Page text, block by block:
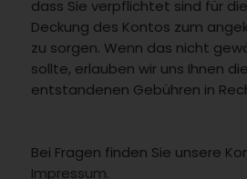
dass Sie verpflichtet sind für
Deckung des Kontos zum
zu sorgen. Wenn das nicht
sollte, erlauben wir uns Ihnen
entstandenen Gebühren in
Bei Fragen finden Sie unsere
Impressum.